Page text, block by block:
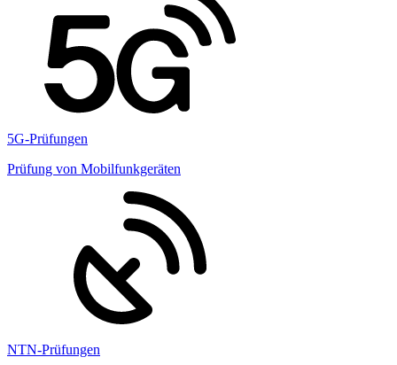
5G-Prüfungen
Prüfung von Mobilfunkgeräten
NTN-Prüfungen